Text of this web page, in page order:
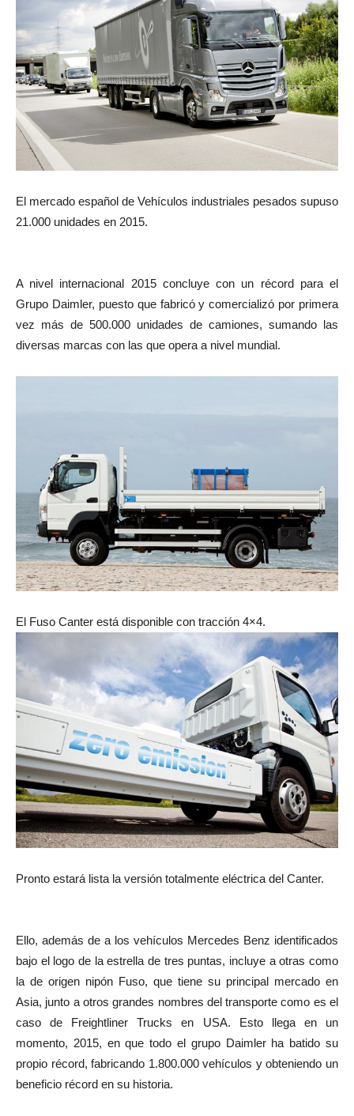
El mercado español de Vehículos industriales pesados supuso
21.000 unidades en 2015.
A nivel internacional 2015 concluye con un récord para el
Grupo Daimler, puesto que fabricó y comercializó por primera
vez más de 500.000 unidades de camiones, sumando las
diversas marcas con las que opera a nivel mundial.
El Fuso Canter está disponible con tracción 4×4.
Pronto estará lista la versión totalmente eléctrica del Canter.
Ello, además de a los vehículos Mercedes Benz identificados
bajo el logo de la estrella de tres puntas, incluye a otras como
la de origen nipón Fuso, que tiene su principal mercado en
Asia, junto a otros grandes nombres del transporte como es el
caso de Freightliner Trucks en USA. Esto llega en un
momento, 2015, en que todo el grupo Daimler ha batido su
propio récord, fabricando 1.800.000 vehículos y obteniendo un
beneficio récord en su historia.